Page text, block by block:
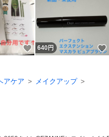
いいね！
640円
アケア
メイクアップ